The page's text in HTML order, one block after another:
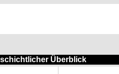
Überblick